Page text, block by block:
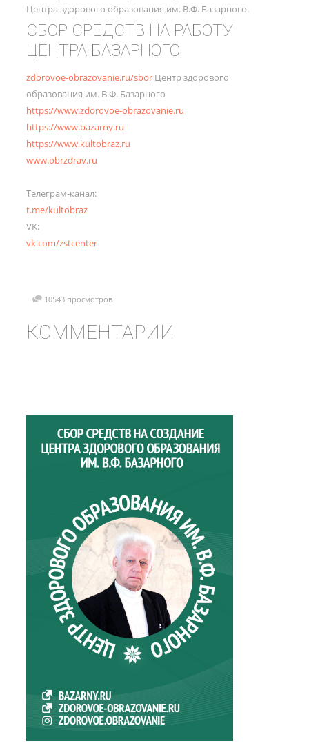
Центра здорового образования им. В.Ф. Базарного.
СБОР СРЕДСТВ НА РАБОТУ
ЦЕНТРА БАЗАРНОГО
zdorovoe-obrazovanie.ru/sbor Центр здорового
образования им. В.Ф. Базарного
https://www.zdorovoe-obrazovanie.ru
https://www.bazarny.ru
https://www.kultobraz.ru
www.obrzdrav.ru
Телеграм-канал:
t.me/kultobraz
VK:
vk.com/zstcenter
10543 просмотров
КОММЕНТАРИИ